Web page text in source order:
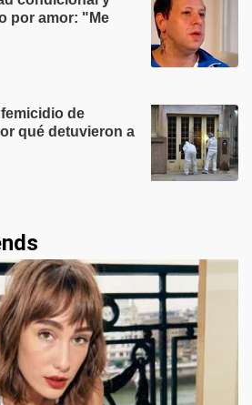
por amor: "Me
de
qué detuvieron a